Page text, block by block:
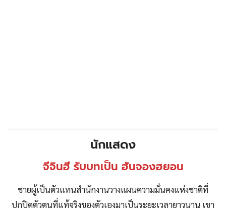
นักแสดง
จีจินฮี รับบทเป็น ฮันจองฮยอน
ชายผู้เป็นตัวแทนสำนักงานวางแผนความมั่นคงแห่งชาติที่
ปกปิดตัวตนที่แท้จริงของตัวเองมาเป็นระยะเวลายาวนาน เขา